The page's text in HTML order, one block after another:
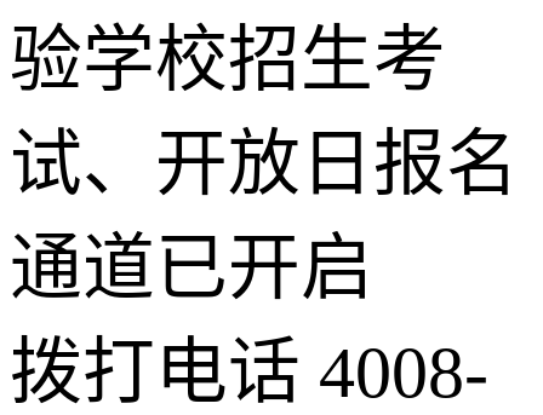
验学校招生考
试、开放日报名
通道已开启
拨打电话 4008-